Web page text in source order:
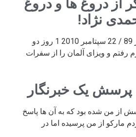
از دروغ ها و دروغ
نژاد!
چهارشنبه 31 شهریور 89 / 22 سپتامبر 2010 1 روز دو
به رم رفتم و ویزای آلمان را از سفرات
پرسش یک خبرنگار
از من شده بود که به آن ها پاسخ
مارکو از من پرسیده اما در